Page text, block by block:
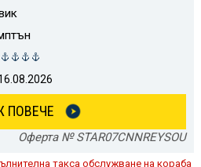
ПОВЕЧЕ
Оферта № STAR07CNNREYSOU
такса обслужване на кораба